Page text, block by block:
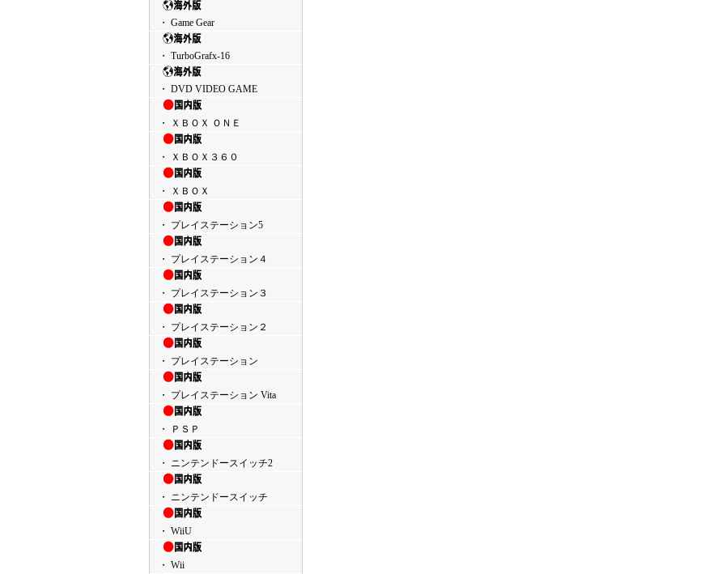
・ Game Gear
・ TurboGrafx-16
・ DVD VIDEO GAME
・ ＸＢＯＸ ＯＮＥ
・ ＸＢＯＸ３６０
・ ＸＢＯＸ
・ プレイステーション5
・ プレイステーション４
・ プレイステーション３
・ プレイステーション２
・ プレイステーション
・ プレイステーション Vita
・ ＰＳＰ
・ ニンテンドースイッチ2
・ ニンテンドースイッチ
・ WiiU
・ Wii